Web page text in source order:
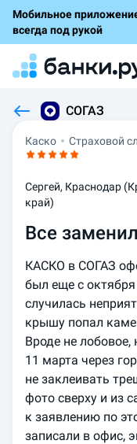
Мобильное
всегда под рукой
СОГАЗ
Каско Страховой
Сергей, Краснодар
край)
Все
КАСКО в СОГАЗ
был еще с октября
случилась
крышу попал
Вроде не
11 марта через
не заклеивать
фото сверху и из
к заявлению по
записали в офис,